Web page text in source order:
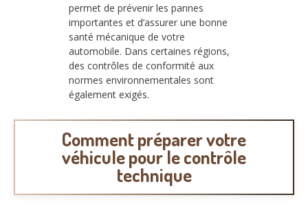
permet de prévenir les pannes
importantes et d’assurer une bonne
santé mécanique de votre
automobile. Dans certaines régions,
des contrôles de conformité aux
normes environnementales sont
également exigés.
Comment préparer votre
véhicule pour le contrôle
technique